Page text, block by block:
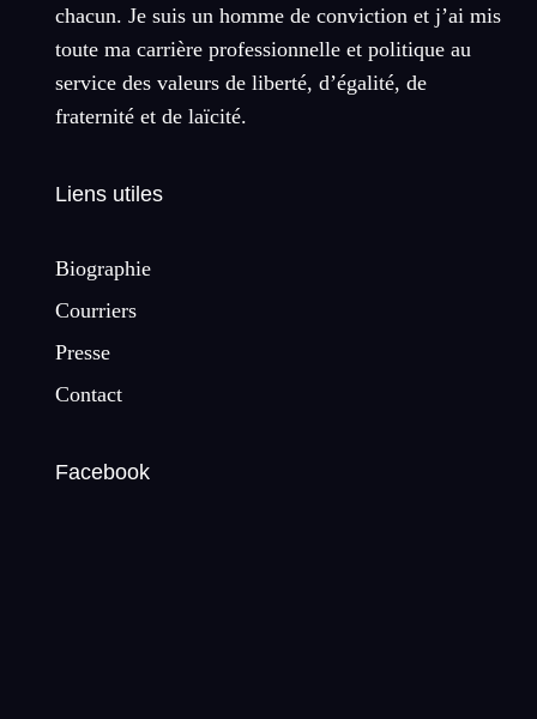
chacun. Je suis un homme de conviction et j’ai mis
toute ma carrière professionnelle et politique au
service des valeurs de liberté, d’égalité, de
fraternité et de laïcité.
Liens utiles
Biographie
Courriers
Presse
Contact
Facebook